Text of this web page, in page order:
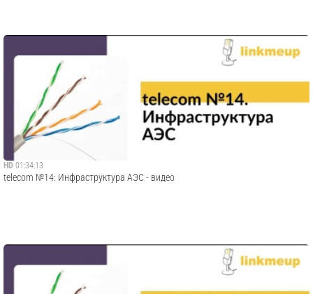
HD 01:34:13
telecom №14: Инфраструктура АЭС - видео